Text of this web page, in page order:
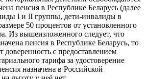
пенсия в Республике Беларусь (далее
I и II группы, дети-инвалиды в
50 процентов от установленного
Из вышеизложенного следует, что
пенсия в Республике Беларусь, то
доверенность с предоставлением
тарифа за удостоверение
назначена в Российской